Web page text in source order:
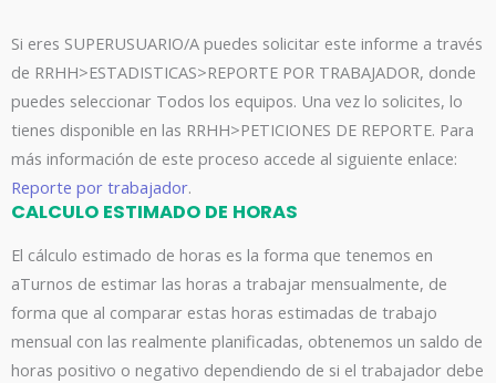
Si eres SUPERUSUARIO/A puedes solicitar este informe a través
de RRHH>ESTADISTICAS>REPORTE POR TRABAJADOR, donde
puedes seleccionar Todos los equipos. Una vez lo solicites, lo
tienes disponible en las RRHH>PETICIONES DE REPORTE. Para
más información de este proceso accede al siguiente enlace:
Reporte por trabajador.
CALCULO ESTIMADO DE HORAS
El cálculo estimado de horas es la forma que tenemos en
aTurnos de estimar las horas a trabajar mensualmente, de
forma que al comparar estas horas estimadas de trabajo
mensual con las realmente planificadas, obtenemos un saldo de
horas positivo o negativo dependiendo de si el trabajador debe